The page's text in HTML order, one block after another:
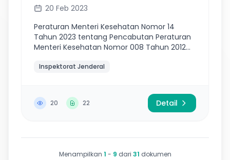
20 Feb 2023
Peraturan Menteri Kesehatan Nomor 14
Tahun 2023 tentang Pencabutan Peraturan
Menteri Kesehatan Nomor 008 Tahun 2012
Lingkungan Kementerian Kesehatan
Inspektorat Jenderal
20 22 Detail
Menampilkan 1 - 9 dari 31 dokumen